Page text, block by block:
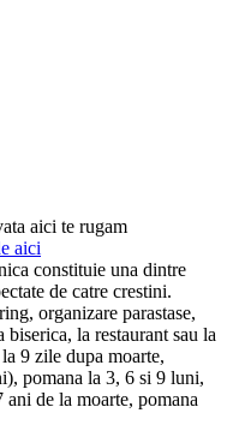
aici te rugam
aici
constituie una dintre
de catre crestini.
organizare parastase,
la restaurant sau la
9 zile dupa moarte,
pomana la 3, 6 si 9 luni,
de la moarte, pomana